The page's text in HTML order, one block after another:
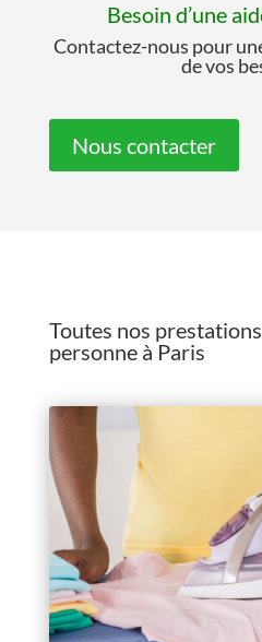
Besoin d’une
Contactez-nous pour
de vos
Nous contacter
Toutes nos
personne à Paris